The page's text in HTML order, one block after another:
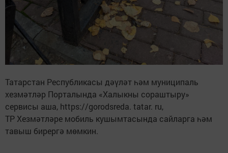
Татарстан Республикасы дәүләт һәм муниципаль
хезмәтләр Порталында «Халыкны сораштыру»
сервисы аша, https://gorodsreda. tatar. ru,
ТР Хезмәтләре мобиль кушымтасында сайларга һәм
тавыш бирергә мөмкин.